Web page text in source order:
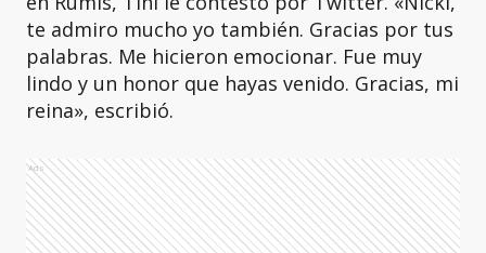
te admiro mucho yo también. Gracias por tus
palabras. Me hicieron emocionar. Fue muy
lindo y un honor que hayas venido. Gracias, mi
reina», escribió.
Ads